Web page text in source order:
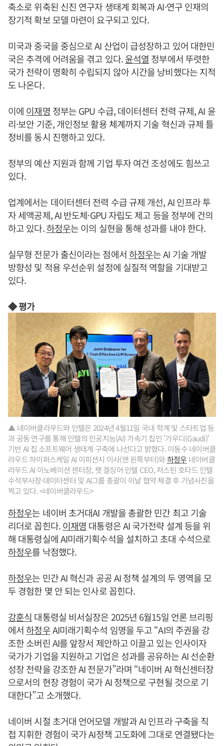
축소로 위축된 신진 연구자 생태계 회복과 AI·연구 인재의
장기적 확보 모델 마련이 요구되고 있다.
미국과 중국을 중심으로 AI 산업이 급성장하고 있어 대한민
국은 추격에 어려움을 겪고 있다.윤석열 정부에서 뚜렷한
국가 전략이 명확히 수립되지 않아 시간을 낭비했다는 지적
도 나온다.
이에 이재명 정부는 GPU 수급, 데이터센터 전력 규제, AI 윤
리·보안 기준, 개인정보 활용 체계까지 기술 혁신과 규제 틀
정비를 동시 진행하고 있다.
정부의 예산 지원과 함께 기업 투자 여건 조성에도 힘쓰고
있다.
업계에서는 데이터센터 전력 수급 규제 개선, AI 인프라 투
자 세액공제, AI 반도체·GPU 자립도 제고 등을 정부에 건의
하고 있다.하정우는 이의 실현을 통해 성과를 내야 한다.
실무형 전문가 출신이라는 점에서하정우는 AI 기술 개발
방향성 및 적용 우선순위 설정에 실질적 역할을 기대받고
있다.
◆ 평가
▲ 네이버클라우드와 인텔은 2024년 4월11일 국내 학계 및 스타트업 등
과 공동 연구를 통해 인텔의 인공지능(AI) 가속기 칩인 '가우디(Gaudi)'
기반 AI 칩 소프트웨어 생태계 구축에 나선다고 밝혔다. 이동수 네이버클
라우드 하이퍼스케일 AI 이피션시 이사(맨 왼쪽부터)와하정우 네이버클
라우드 AI 이노베이션 센터장, 팻 겔싱어 인텔 CEO, 저스틴 호타드 인텔
수석부사장·데이터센터 및 AI그룹 총괄이 이날 협약 체결 후 기념사진을
찍고 있다. <네이버클라우드>
하정우는 네이버 초거대AI 개발을 총괄한 민간 최고 기술
리더로 꼽힌다.이재명 대통령은 AI 국가전략 설계 등을 위
해 대통령실에 AI미래기획수석을 설치하고 초대 수석으로
하정우를 낙점했다.
하정우는 민간 AI 혁신과 공공 AI 정책 설계의 두 영역을 모
두 경험한 몇 안 되는 인사로 꼽힌다.
강훈식 대통령실 비서실장은 2025년 6월15일 언론 브리핑
에서하정우AI미래기획수석 임명을 두고 “AI의 주권을 강
조한 소버린 AI를 앞장서 제안하고 이끌고 있는 인사이자
국가가 기업을 지원하고 기업은 성과를 공유하는 AI 선순환
성장 전략을 강조한 AI 전문가”라며 “네이버 AI 혁신센터장
으로서의 현장 경험이 국가 AI 정책으로 구현될 것으로 기
대한다”고 소개했다.
네이버 시절 초거대 언어모델 개발과 AI 인프라 구축을 직
접 지휘한 경험이 국가 AI정책 고도화에 그대로 연결됐다는